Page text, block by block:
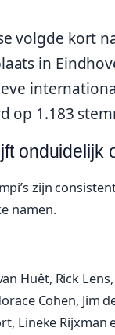
volgde kort
in
op 1.183
onduidelijk
zijn
namen.
Huêt, Rick
Cohen, Jim
Lineke Rijxman